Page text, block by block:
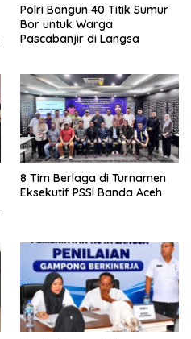
Polri Bangun 40 Titik Sumur
Bor untuk Warga
Pascabanjir di Langsa
8 Tim Berlaga di Turnamen
Eksekutif PSSI Banda Aceh